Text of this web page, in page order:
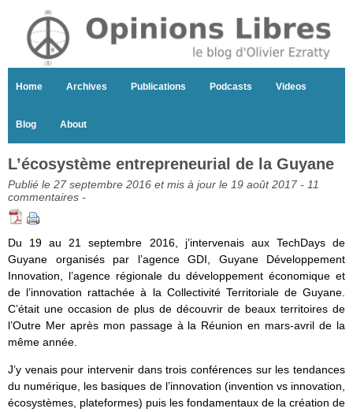
Home Archives Publications Podcasts Videos
Blog About
L’écosystème entrepreneurial de la Guyane
Publié le 27 septembre 2016 et mis à jour le 19 août 2017 - 11
commentaires -
Du 19 au 21 septembre 2016, j’intervenais aux TechDays de
Guyane organisés par l’agence GDI, Guyane Développement
Innovation, l’agence régionale du développement économique et
de l’innovation rattachée à la Collectivité Territoriale de Guyane.
C’était une occasion de plus de découvrir de beaux territoires de
l’Outre Mer après mon passage à la Réunion en mars-avril de la
même année.
J’y venais pour intervenir dans trois conférences sur les tendances
du numérique, les basiques de l’innovation (invention vs innovation,
écosystèmes, plateformes) puis les fondamentaux de la création de